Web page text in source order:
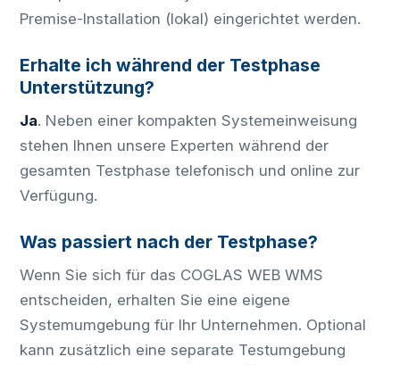
Premise-Installation (lokal) eingerichtet werden.
Erhalte ich während der Testphase
Unterstützung?
Ja. Neben einer kompakten Systemeinweisung
stehen Ihnen unsere Experten während der
gesamten Testphase telefonisch und online zur
Verfügung.
Was passiert nach der Testphase?
Wenn Sie sich für das COGLAS WEB WMS
entscheiden, erhalten Sie eine eigene
Systemumgebung für Ihr Unternehmen. Optional
kann zusätzlich eine separate Testumgebung